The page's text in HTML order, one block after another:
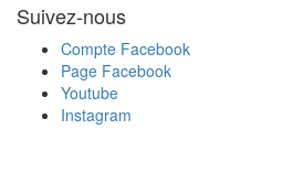
Suivez-nous
Compte Facebook
Page Facebook
Youtube
Instagram